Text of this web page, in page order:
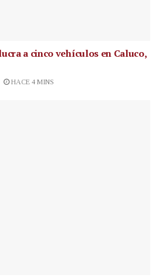
a cinco vehículos en Caluco,
HACE 4 MINS